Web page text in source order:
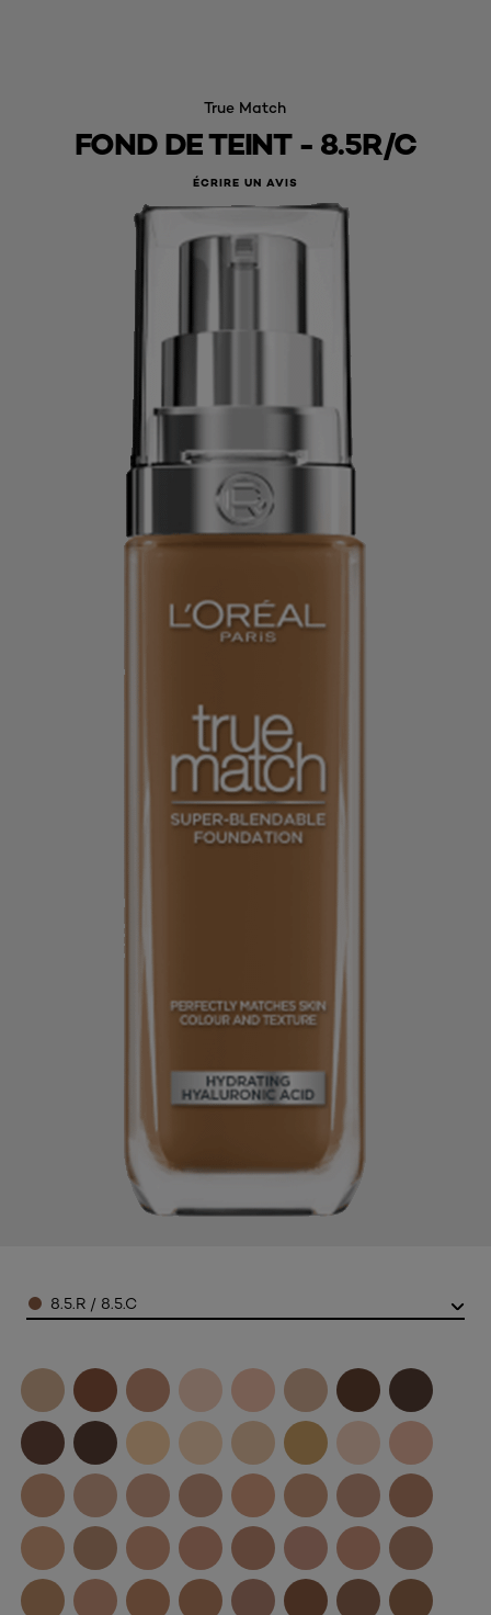
True Match
FOND DE TEINT - 8.5R/C
ÉCRIRE UN AVIS
Color8.5.R / 8.5.C